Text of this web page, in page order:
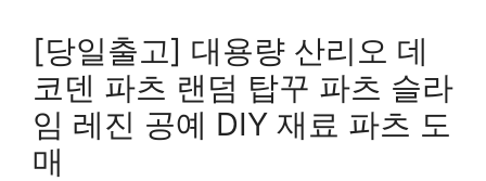
[당일출고] 대용량 산리오 데
코덴 파츠 랜덤 탑꾸 파츠 슬라
임 레진 공예 DIY 재료 파츠 도
매